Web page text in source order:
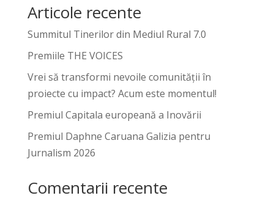
Articole recente
Summitul Tinerilor din Mediul Rural 7.0
Premiile THE VOICES
Vrei să transformi nevoile comunității în
proiecte cu impact? Acum este momentul!
Premiul Capitala europeană a Inovării
Premiul Daphne Caruana Galizia pentru
Jurnalism 2026
Comentarii recente